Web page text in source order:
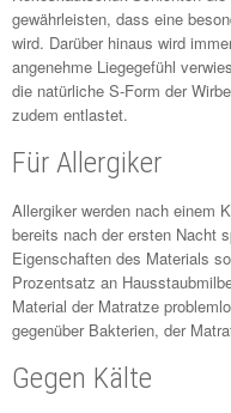
gewährleisten, dass eine
wird. Darüber hinaus wird
angenehme Liegegefühl
die natürliche S-Form der
zudem entlastet.
Für Allergiker
Allergiker werden nach einem
bereits nach der ersten Nacht
Eigenschaften des Materials
Prozentsatz an
Material der Matratze
gegenüber Bakterien, der
Gegen Kälte